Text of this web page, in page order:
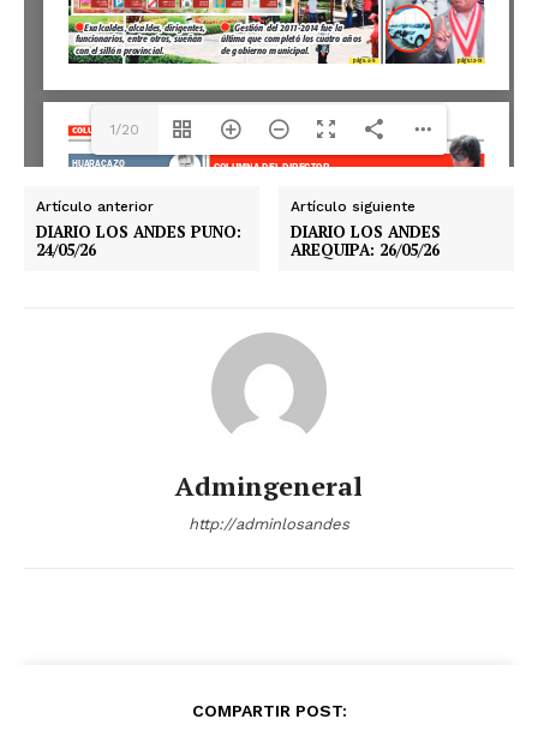
1/20
Artículo anterior
DIARIO LOS ANDES PUNO:
24/05/26
Artículo siguiente
DIARIO LOS ANDES
AREQUIPA: 26/05/26
Admingeneral
http://adminlosandes
COMPARTIR POST: